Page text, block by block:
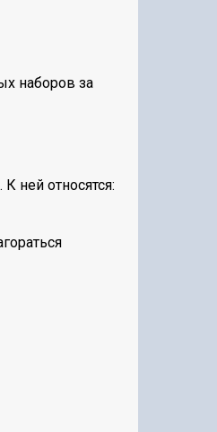
наборов за
ней относятся: